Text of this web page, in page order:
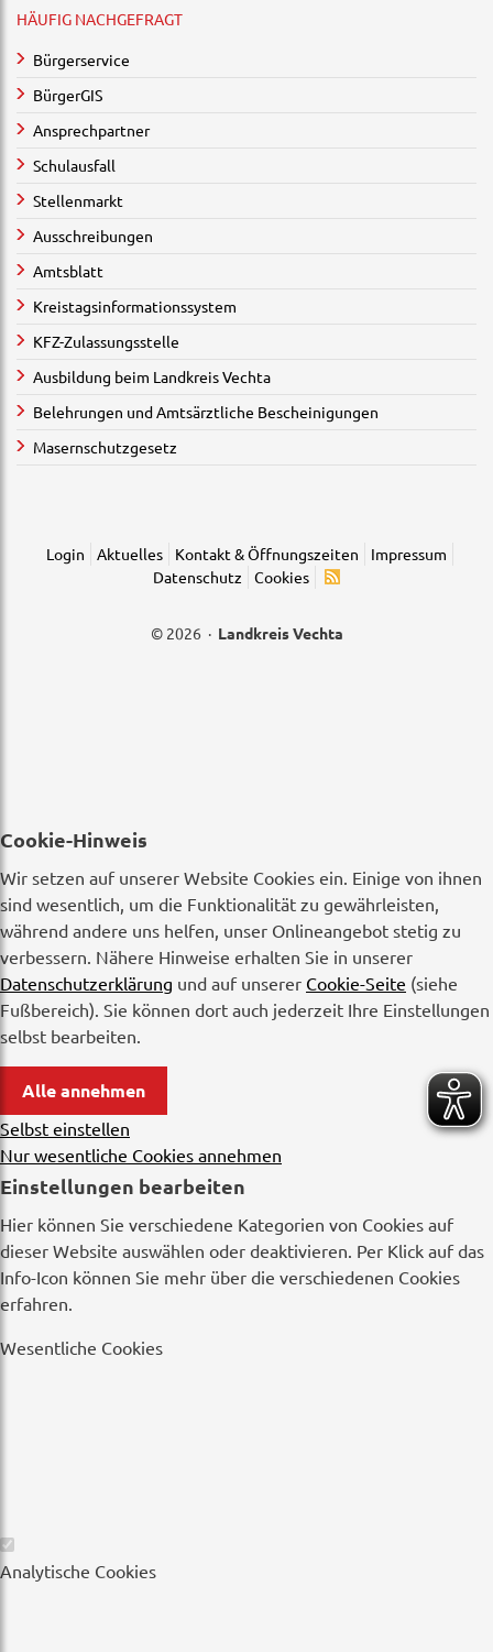
HÄUFIG NACHGEFRAGT
Bürgerservice
BürgerGIS
Ansprechpartner
Schulausfall
Stellenmarkt
Ausschreibungen
Amtsblatt
Kreistagsinformationssystem
KFZ-Zulassungsstelle
Ausbildung beim Landkreis Vechta
Belehrungen und Amtsärztliche Bescheinigungen
Masernschutzgesetz
Login Aktuelles Kontakt & Öffnungszeiten
Impressum
Datenschutz
Cookies
© 2026 · Landkreis Vechta
Cookie-Hinweis
Wir setzen auf unserer Website Cookies ein. Einige von ihnen
sind wesentlich, um die Funktionalität zu gewährleisten,
während andere uns helfen, unser Onlineangebot stetig zu
verbessern. Nähere Hinweise erhalten Sie in unserer
Datenschutzerklärung und auf unserer Cookie-Seite (siehe
Fußbereich). Sie können dort auch jederzeit Ihre Einstellungen
selbst bearbeiten.
Alle annehmen
Selbst einstellen
Nur wesentliche Cookies annehmen
Einstellungen bearbeiten
Hier können Sie verschiedene Kategorien von Cookies auf
dieser Website auswählen oder deaktivieren. Per Klick auf das
Info-Icon können Sie mehr über die verschiedenen Cookies
erfahren.
Wesentliche Cookies
Wesentliche
Cookies
Analytische Cookies